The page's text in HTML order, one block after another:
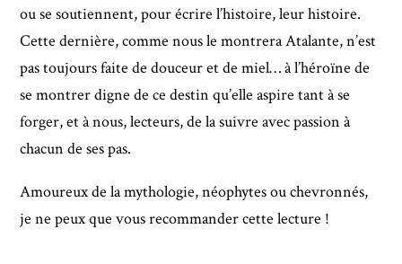
ou se soutiennent, pour écrire l’histoire, leur histoire.
Cette dernière, comme nous le montrera Atalante, n’est
pas toujours faite de douceur et de miel… à l’héroïne de
se montrer digne de ce destin qu’elle aspire tant à se
forger, et à nous, lecteurs, de la suivre avec passion à
chacun de ses pas.
Amoureux de la mythologie, néophytes ou chevronnés,
je ne peux que vous recommander cette lecture !